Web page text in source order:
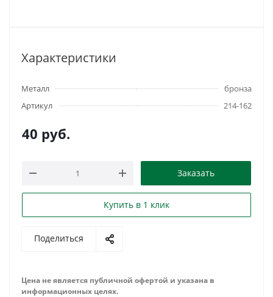
Характеристики
Металл
бронза
Артикул
214-162
40 руб.
Заказать
Купить в 1 клик
Поделиться
Цена не является публичной офертой и указана в
информационных целях.